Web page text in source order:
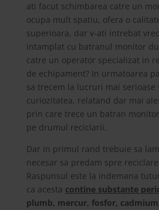
ati facut schimbarea catre un
ocupa mult spatiu, ofera o
superioara, dar v-ati intrebat
intamplat cu batranul monitor
catre un operator specializat in
de echipament? In urmatoarea
sa trecem la lucruri mai serioase
curiozitatea, relatand dar mai
prin care trece un batran
pe drumul reciclarii.
Dar in primul rand trebuie sa
necesar sa predam spre
Raspunsul este la indemana
ca acesta contine substante
plumb, mercur, fosfor,